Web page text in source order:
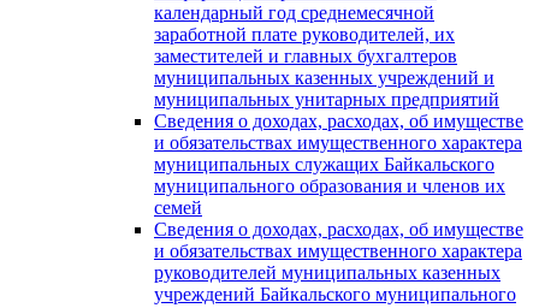
календарный год среднемесячной
заработной плате руководителей, их
заместителей и главных бухгалтеров
муниципальных казенных учреждений и
муниципальных унитарных предприятий
Сведения о доходах, расходах, об имуществе
и обязательствах имущественного характера
муниципальных служащих Байкальского
муниципального образования и членов их
семей
Сведения о доходах, расходах, об имуществе
и обязательствах имущественного характера
руководителей муниципальных казенных
учреждений Байкальского муниципального